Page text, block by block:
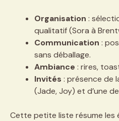
Organisation :
qualitatif (Sora à
Communication :
sans déballage.
Ambiance : rires,
Invités : présence de
(Jade, Joy) et d’une
Cette petite liste résume les